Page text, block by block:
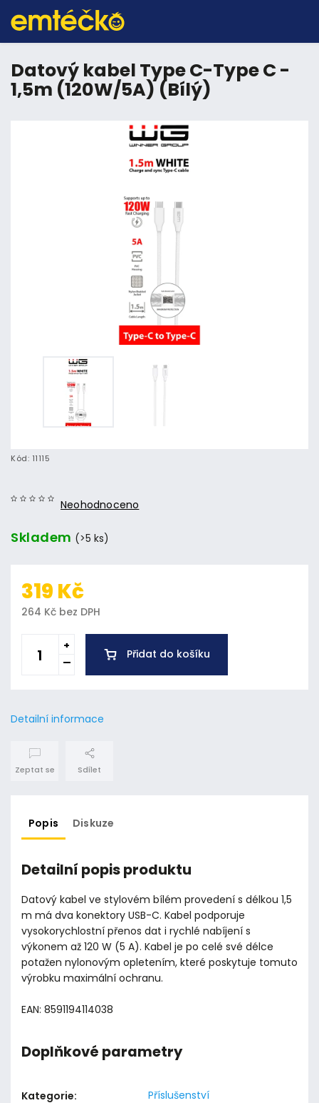
Datový kabel Type C-Type C -
1,5m (120W/5A) (Bílý)
Kód: 11115
Neohodnoceno
Skladem (>5 ks)
319 Kč
264 Kč bez DPH
Přidat do košíku
Detailní informace
Zeptat se Sdílet
Popis Diskuze
Detailní popis produktu
Datový kabel ve stylovém bílém provedení s délkou 1,5
m má dva konektory USB-C. Kabel podporuje
vysokorychlostní přenos dat i rychlé nabíjení s
výkonem až 120 W (5 A). Kabel je po celé své délce
potažen nylonovým opletením, které poskytuje tomuto
výrobku maximální ochranu.
EAN: 8591194114038
Doplňkové parametry
Kategorie:
Příslušenství